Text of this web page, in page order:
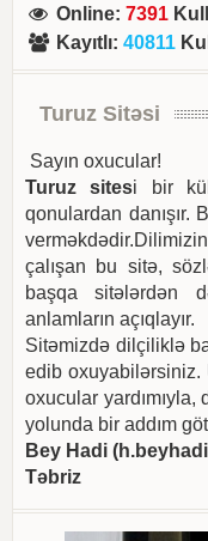
Online:7391
Kayıtlı:40811
Turuz Sitəsi
Sayın oxucular!
Turuz sitesi bir
qonulardan
çalışan bu sitə,
başqa sitələrdən
anlamların açıqlayır.
Sitəmizdə dilçiliklə
edib oxuyabilərsiniz.
oxucular
yolunda bir addım
Bey Hadi (
Təbriz